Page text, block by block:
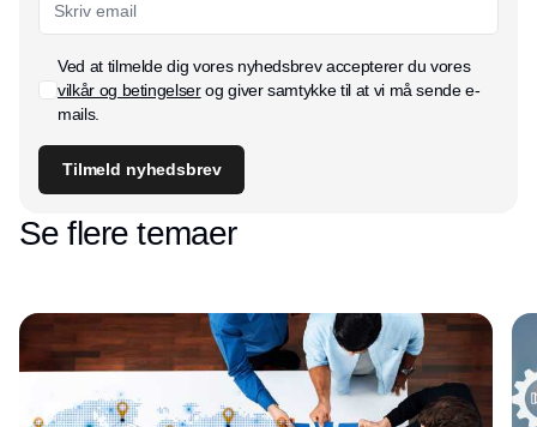
Ved at tilmelde dig vores nyhedsbrev accepterer du vores
vilkår og betingelserog giver samtykke til at vi må sende e-
mails.
Tilmeld nyhedsbrev
Se flere temaer